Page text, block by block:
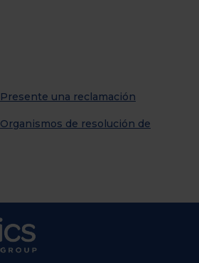
una reclamación
de resolución de